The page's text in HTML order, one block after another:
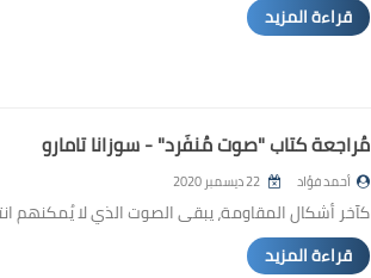
قراءة المزيد
مُراجعة كتاب "صوت مُنفَرِِد" - سوزانا تامارو
أحمد فؤاد 22 ديسمبر 2020
كآخر أشكال المقاومة، يبقى الصوت الذي لا يُمكنهم
قراءة المزيد